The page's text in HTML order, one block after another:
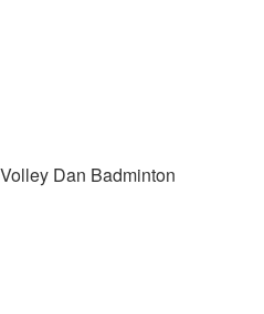
Dan Badminton